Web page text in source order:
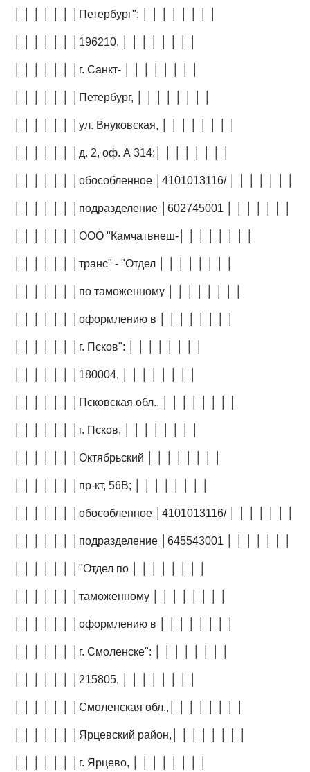
│ │ │ │ │ │ │Петербург": │ │ │ │ │ │ │ │
│ │ │ │ │ │ │196210, │ │ │ │ │ │ │ │
│ │ │ │ │ │ │г. Санкт- │ │ │ │ │ │ │ │
│ │ │ │ │ │ │Петербург, │ │ │ │ │ │ │ │
│ │ │ │ │ │ │ул. Внуковская, │ │ │ │ │ │ │ │
│ │ │ │ │ │ │д. 2, оф. А 314;│ │ │ │ │ │ │ │
│ │ │ │ │ │ │обособленное │4101013116/ │ │ │ │ │ │ │
│ │ │ │ │ │ │подразделение │602745001 │ │ │ │ │ │ │
│ │ │ │ │ │ │ООО "Камчатвнеш-│ │ │ │ │ │ │ │
│ │ │ │ │ │ │транс" - "Отдел │ │ │ │ │ │ │ │
│ │ │ │ │ │ │по таможенному │ │ │ │ │ │ │ │
│ │ │ │ │ │ │оформлению в │ │ │ │ │ │ │ │
│ │ │ │ │ │ │г. Псков": │ │ │ │ │ │ │ │
│ │ │ │ │ │ │180004, │ │ │ │ │ │ │ │
│ │ │ │ │ │ │Псковская обл., │ │ │ │ │ │ │ │
│ │ │ │ │ │ │г. Псков, │ │ │ │ │ │ │ │
│ │ │ │ │ │ │Октябрьский │ │ │ │ │ │ │ │
│ │ │ │ │ │ │пр-кт, 56В; │ │ │ │ │ │ │ │
│ │ │ │ │ │ │обособленное │4101013116/ │ │ │ │ │ │ │
│ │ │ │ │ │ │подразделение │645543001 │ │ │ │ │ │ │
│ │ │ │ │ │ │"Отдел по │ │ │ │ │ │ │ │
│ │ │ │ │ │ │таможенному │ │ │ │ │ │ │ │
│ │ │ │ │ │ │оформлению в │ │ │ │ │ │ │ │
│ │ │ │ │ │ │г. Смоленске": │ │ │ │ │ │ │ │
│ │ │ │ │ │ │215805, │ │ │ │ │ │ │ │
│ │ │ │ │ │ │Смоленская обл.,│ │ │ │ │ │ │ │
│ │ │ │ │ │ │Ярцевский район,│ │ │ │ │ │ │ │
│ │ │ │ │ │ │г. Ярцево, │ │ │ │ │ │ │ │